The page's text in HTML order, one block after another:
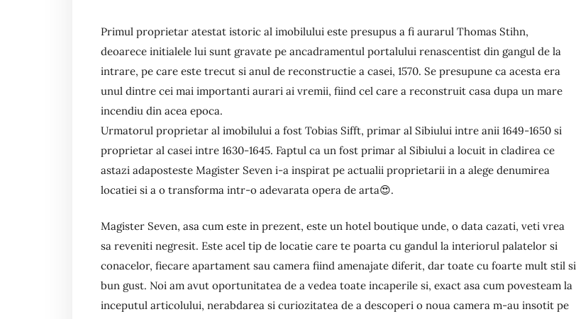
Primul proprietar atestat istoric al imobilului este presupus a fi aurarul Thomas Stihn,
deoarece initialele lui sunt gravate pe ancadramentul portalului renascentist din gangul de la
intrare, pe care este trecut si anul de reconstructie a casei, 1570. Se presupune ca acesta era
unul dintre cei mai importanti aurari ai vremii, fiind cel care a reconstruit casa dupa un mare
incendiu din acea epoca.
Urmatorul proprietar al imobilului a fost Tobias Sifft, primar al Sibiului intre anii 1649-1650 si
proprietar al casei intre 1630-1645. Faptul ca un fost primar al Sibiului a locuit in cladirea ce
astazi adaposteste Magister Seven i-a inspirat pe actualii proprietarii in a alege denumirea
locatiei si a o transforma intr-o adevarata opera de arta😍.
Magister Seven, asa cum este in prezent, este un hotel boutique unde, o data cazati, veti vrea
sa reveniti negresit. Este acel tip de locatie care te poarta cu gandul la interiorul palatelor si
conacelor, fiecare apartament sau camera fiind amenajate diferit, dar toate cu foarte mult stil si
bun gust. Noi am avut oportunitatea de a vedea toate incaperile si, exact asa cum povesteam la
inceputul articolului, nerabdarea si curiozitatea de a descoperi o noua camera m-au insotit pe